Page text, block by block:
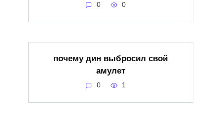
0 0
почему дин выбросил свой
амулет
0 1